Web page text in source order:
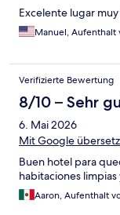
Excelente lugar
Manuel, Aufenthalt
Verifizierte Bewertung
8/10 – Sehr
6. Mai 2026
Mit Google
Buen hotel para
habitaciones
Aaron, Aufenthalt